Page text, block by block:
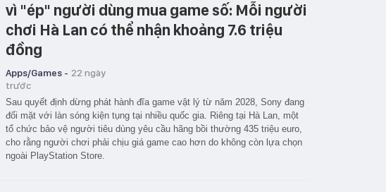
vì "ép" người dùng mua game số: Mỗi người
chơi Hà Lan có thể nhận khoảng 7.6 triệu
đồng
Apps/Games - 22 ngày
trước
Sau quyết định dừng phát hành đĩa game vật lý từ năm 2028, Sony đang
đối mặt với làn sóng kiện tụng tại nhiều quốc gia. Riêng tại Hà Lan, một
tổ chức bảo vệ người tiêu dùng yêu cầu hãng bồi thường 435 triệu euro,
cho rằng người chơi phải chịu giá game cao hơn do không còn lựa chọn
ngoài PlayStation Store.